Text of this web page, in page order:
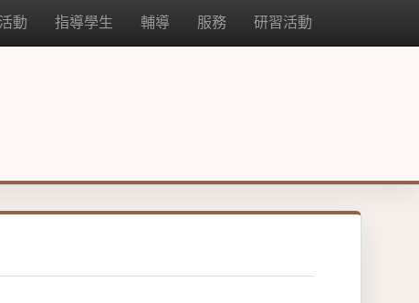
動 指導學生 輔導 服務 研習活動